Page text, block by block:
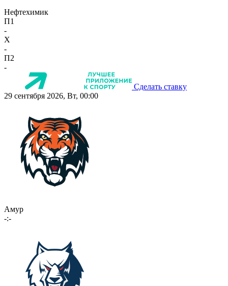
Нефтехимик
П1
-
X
-
П2
-
Сделать ставку
29 сентября 2026, Вт, 00:00
Амур
-:-